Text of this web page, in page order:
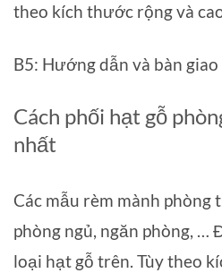
theo kích thước rộng và
B5: Hướng dẫn và bàn giao
Cách phối hạt gỗ
nhất
Các mẫu rèm mành phòng
phòng ngủ, ngăn phòng, …
loại hạt gỗ trên. Tùy theo